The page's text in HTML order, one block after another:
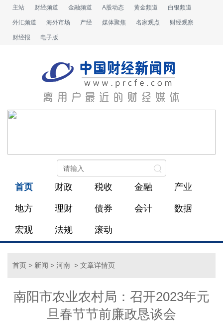
主站 财经频道 金融频道 A股动态 黄金频道 白银频道
外汇频道 海外市场 产经 媒体聚焦 名家观点 财经观察
财经报 电子版
首页 财政 税收 金融 产业
地方 理财 债券 会计 数据
宏观 法规 滚动
首页 > 新闻 > 河南 > 文章详情页
南阳市农业农村局：召开2023年元
旦春节节前廉政恳谈会